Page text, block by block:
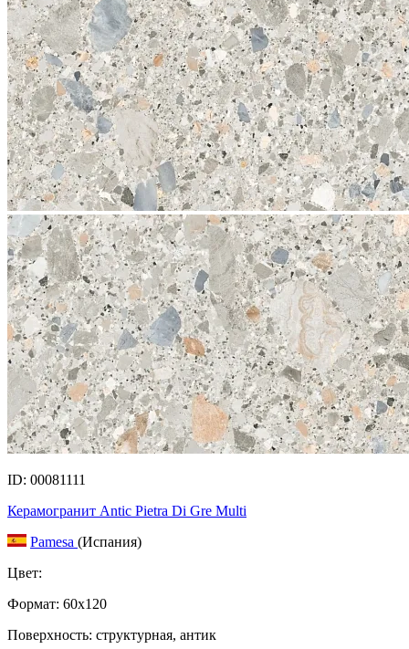
ID: 00081111
Керамогранит Antic Pietra Di Gre Multi
Pamesa (Испания)
Цвет:
Формат: 60x120
Поверхность: структурная, антик